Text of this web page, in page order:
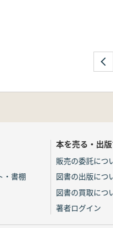
・書棚
本を売る・出
販売の委託につ
図書の出版につ
図書の買取につ
著者ログイン